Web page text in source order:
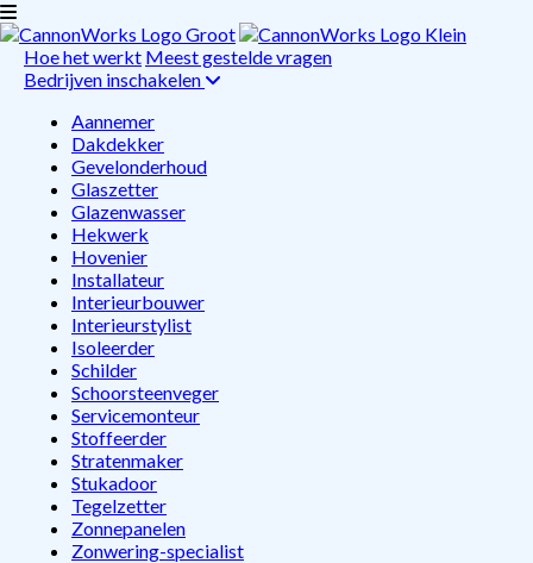
Hoe het werkt Meest gestelde vragen
Bedrijven inschakelen
Aannemer
Dakdekker
Gevelonderhoud
Glaszetter
Glazenwasser
Hekwerk
Hovenier
Installateur
Interieurbouwer
Interieurstylist
Isoleerder
Schilder
Schoorsteenveger
Servicemonteur
Stoffeerder
Stratenmaker
Stukadoor
Tegelzetter
Zonnepanelen
Zonwering-specialist